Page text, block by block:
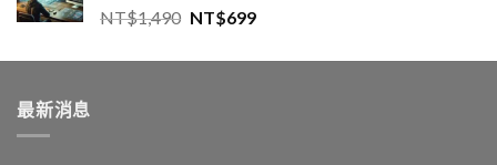
NT$1,490 NT$699
最新消息